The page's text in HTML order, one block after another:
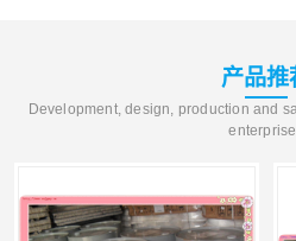
产品推
Development, design, production and